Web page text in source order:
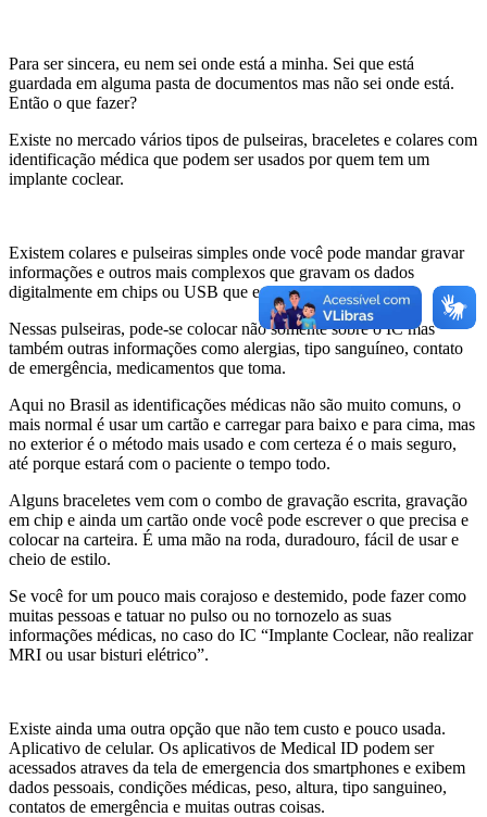
Para ser sincera, eu nem sei onde está a minha. Sei que está
guardada em alguma pasta de documentos mas não sei onde está.
Então o que fazer?
Existe no mercado vários tipos de pulseiras, braceletes e colares com
identificação médica que podem ser usados por quem tem um
implante coclear.
Existem colares e pulseiras simples onde você pode mandar gravar
informações e outros mais complexos que gravam os dados
digitalmente em chips ou USB que estão acoplados.
Nessas pulseiras, pode-se colocar não somente sobre o IC mas
também outras informações como alergias, tipo sanguíneo, contato
de emergência, medicamentos que toma.
Aqui no Brasil as identificações médicas não são muito comuns, o
mais normal é usar um cartão e carregar para baixo e para cima, mas
no exterior é o método mais usado e com certeza é o mais seguro,
até porque estará com o paciente o tempo todo.
Alguns braceletes vem com o combo de gravação escrita, gravação
em chip e ainda um cartão onde você pode escrever o que precisa e
colocar na carteira. É uma mão na roda, duradouro, fácil de usar e
cheio de estilo.
Se você for um pouco mais corajoso e destemido, pode fazer como
muitas pessoas e tatuar no pulso ou no tornozelo as suas
informações médicas, no caso do IC “Implante Coclear, não realizar
MRI ou usar bisturi elétrico”.
Existe ainda uma outra opção que não tem custo e pouco usada.
Aplicativo de celular. Os aplicativos de Medical ID podem ser
acessados atraves da tela de emergencia dos smartphones e exibem
dados pessoais, condições médicas, peso, altura, tipo sanguineo,
contatos de emergência e muitas outras coisas.